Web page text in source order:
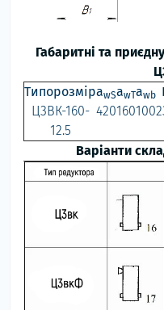
Габаритні та
ТипорозмірawSawTawb
Ц3ВК-160-
12.5
420160100
Варіанти